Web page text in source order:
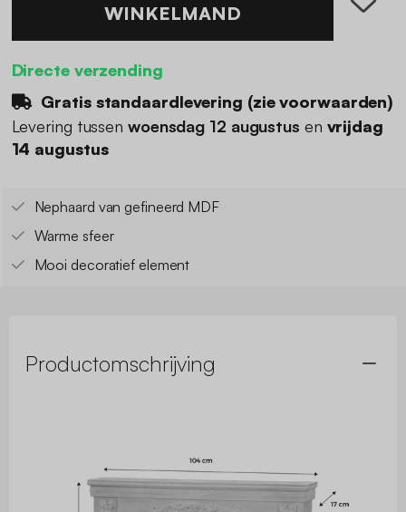
WINKELMAND
Directe verzending
Gratis standaardlevering (zie voorwaarden)
Levering tussen woensdag 12 augustus en vrijdag
14 augustus
Nephaard van gefineerd MDF
Warme sfeer
Mooi decoratief element
Productomschrijving